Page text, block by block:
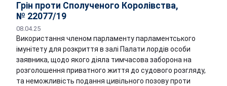
Грін проти Сполученого Королівства,
№ 22077/19
08.04.25
Використання членом парламенту парламентського
імунітету для розкриття в залі Палати лордів особи
заявника, щодо якого діяла тимчасова заборона на
розголошення приватного життя до судового розгляду,
та неможливість подання цивільного позову проти